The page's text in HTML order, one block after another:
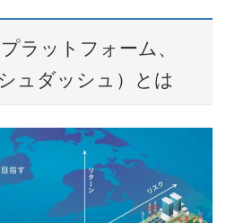
ラットフォーム、
ュダッシュ）とは